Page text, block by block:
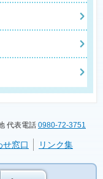
代表電話 0980-72-3751
せ窓口 リンク集